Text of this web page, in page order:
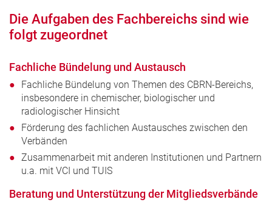
Die Aufgaben des Fachbereichs sind wie
folgt zugeordnet
Fachliche Bündelung und Austausch
Fachliche Bündelung von Themen des CBRN-Bereichs,
insbesondere in chemischer, biologischer und
radiologischer Hinsicht
Förderung des fachlichen Austausches zwischen den
Verbänden
Zusammenarbeit mit anderen Institutionen und Partnern
u.a. mit VCI und TUIS
Beratung und Unterstützung der Mitgliedsverbände